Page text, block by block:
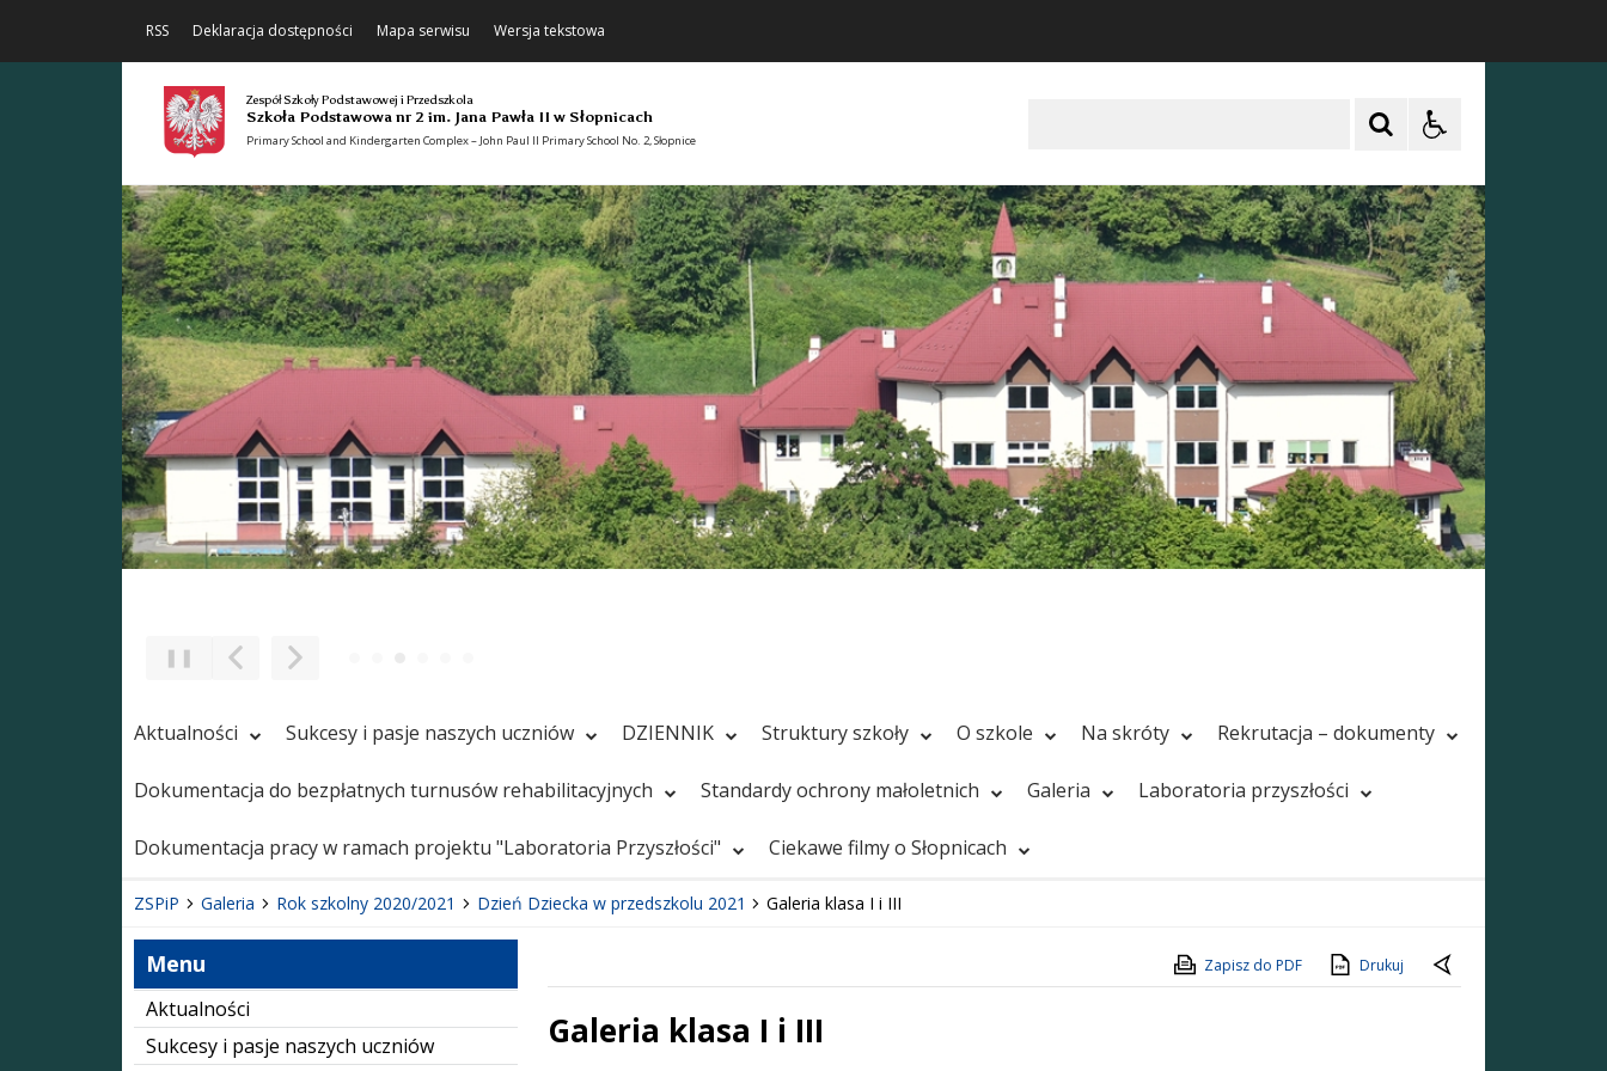
RSS Deklaracja dostępności Mapa serwisu Wersja tekstowa
Zespół Szkoły Podstawowej i Przedszkola
Szkoła Podstawowa nr 2 im. Jana Pawła II w Słopnicach
Primary School and Kindergarten Complex – John Paul II Primary School No. 2, Słopnice
Poprzedni Element
Następny Element
❚❚
Aktualności Sukcesy i pasje naszych uczniów DZIENNIK Struktury szkoły O szkole Na skróty Rekrutacja – dokumenty
Dokumentacja do bezpłatnych turnusów rehabilitacyjnych Standardy ochrony małoletnich Galeria Laboratoria przyszłości
Dokumentacja pracy w ramach projektu "Laboratoria Przyszłości" Ciekawe filmy o Słopnicach
ZSPiP Galeria Rok szkolny 2020/2021 Dzień Dziecka w przedszkolu 2021 Galeria klasa I i III
Menu
Aktualności
Sukcesy i pasje naszych uczniów
Zapisz do PDF Drukuj
Galeria klasa I i III